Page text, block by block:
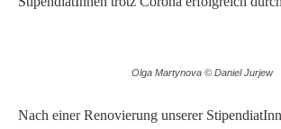
Olga Martynova © Daniel Jurjew
Nach einer Renovierung unserer